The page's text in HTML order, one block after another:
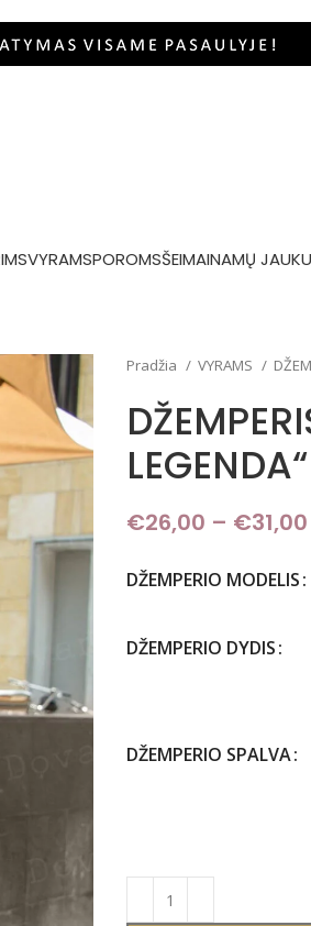
VYRAMSPOROMSŠEIMAINAMŲ
Pradžia VYRAMS
LEGENDA“
€26,00 – €31,00
DŽEMPERIO MODELIS
DŽEMPERIO DYDIS
DŽEMPERIO SPALVA